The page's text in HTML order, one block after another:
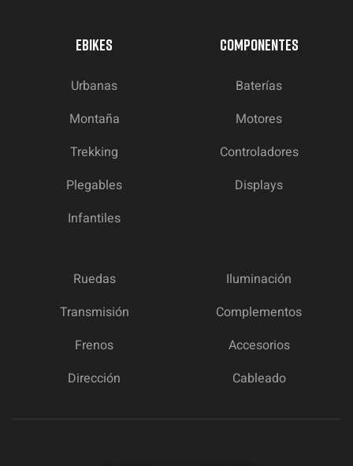
EBIKES
Urbanas
Montaña
Trekking
Plegables
Infantiles
COMPONENTES
Baterías
Motores
Controladores
Displays
Ruedas
Transmisión
Frenos
Dirección
Iluminación
Complementos
Accesorios
Cableado